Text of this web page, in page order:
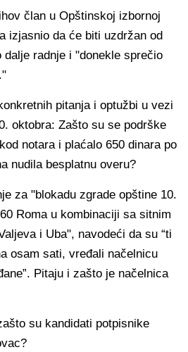
član u Opštinskoj izbornoj
izjasnio da će biti uzdržan od
radnje i "donekle sprečio
pitanja i optužbi u vezi
oktobra: Zašto su se podrške
notara i plaćalo 650 dinara po
nudila besplatnu overu?
za "blokadu zgrade opštine 10.
Roma u kombinaciji sa sitnim
i Uba", navodeći da su “ti
osam sati, vređali načelnicu
Pitaju i zašto je načelnica
su kandidati potpisnike